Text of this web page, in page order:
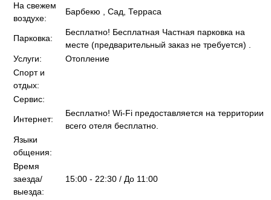
На свежем
воздухе:
Барбекю , Сад, Терраса
Парковка:
Бесплатно! Бесплатная Частная парковка на
месте (предварительный заказ не требуется) .
Услуги:
Отопление
Спорт и
отдых:
Сервис:
Интернет:
Бесплатно! Wi-Fi предоставляется на территории
всего отеля бесплатно.
Языки
общения:
Время
заезда/
выезда:
15:00 - 22:30 / До 11:00